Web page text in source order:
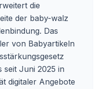
die
der baby-walz
Das
von Babyartikeln
seit Juni 2025 in
digitaler Angebote